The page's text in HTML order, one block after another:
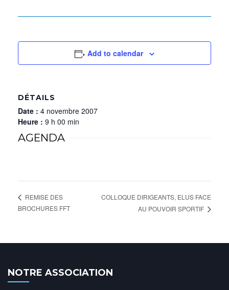
Add to calendar
DÉTAILS
Date : 4 novembre 2007
Heure : 9 h 00 min
AGENDA
REMISE DES
BROCHURES FFT
COLLOQUE DIRIGEANTS, ELUS FACE
AU POUVOIR SPORTIF
NOTRE ASSOCIATION